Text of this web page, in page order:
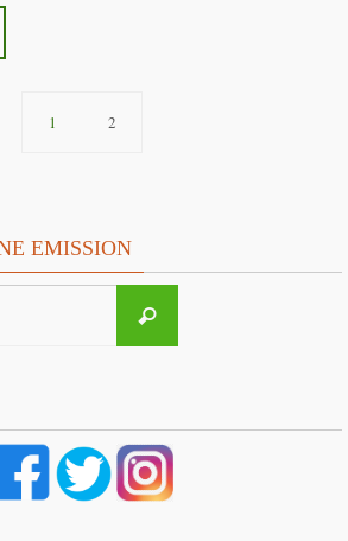
1 2
EMISSION
Recherche